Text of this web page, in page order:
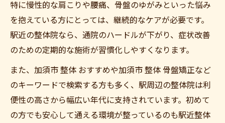
整体師の言葉遣いと施術中の配慮も確認
加須市整体おすすめの信頼性チェック法
施術時の服装やブラジャーの工夫も重要
加須整体で効果を実感する通院ペースとは
整体は何回で変化が期待できるのか解説
特に慢性的な肩こりや腰痛、骨盤のゆがみといった悩み
を抱えている方にとっては、継続的なケアが必要です。
駅近の整体院なら、通院のハードルが下がり、症状改善
のための定期的な施術が習慣化しやすくなります。
また、加須市 整体 おすすめや加須市 整体 骨盤矯正など
のキーワードで検索する方も多く、駅周辺の整体院は利
便性の高さから幅広い年代に支持されています。初めて
の方でも安心して通える環境が整っているのも駅近整体